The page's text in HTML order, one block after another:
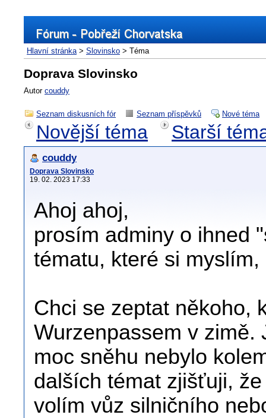
Hlavní stránka> Slovinsko > Téma
Doprava Slovinsko
Autor couddy
Seznam diskusních fór Seznam příspěvků Nové téma
Novější téma Starší
couddy
Doprava Slovinsko
19. 02. 2023 17:33
Ahoj ahoj,
prosím adminy o ihned
tématu, které si
Chci se zeptat někoho,
Wurzenpassem v zimě.
moc sněhu nebylo
dalších témat zjišťuji,
volím vůz silničního